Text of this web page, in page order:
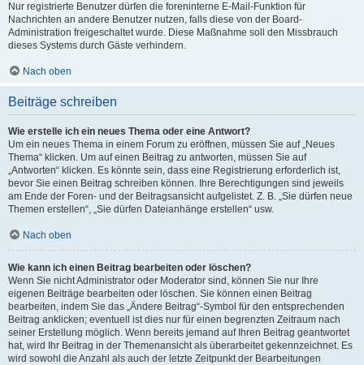
Nur registrierte Benutzer dürfen die foreninterne E-Mail-Funktion für
Nachrichten an andere Benutzer nutzen, falls diese von der Board-
Administration freigeschaltet wurde. Diese Maßnahme soll den Missbrauch
dieses Systems durch Gäste verhindern.
Nach oben
Beiträge schreiben
Wie erstelle ich ein neues Thema oder eine Antwort?
Um ein neues Thema in einem Forum zu eröffnen, müssen Sie auf „Neues
Thema“ klicken. Um auf einen Beitrag zu antworten, müssen Sie auf
„Antworten“ klicken. Es könnte sein, dass eine Registrierung erforderlich ist,
bevor Sie einen Beitrag schreiben können. Ihre Berechtigungen sind jeweils
am Ende der Foren- und der Beitragsansicht aufgelistet. Z. B. „Sie dürfen neue
Themen erstellen“, „Sie dürfen Dateianhänge erstellen“ usw.
Nach oben
Wie kann ich einen Beitrag bearbeiten oder löschen?
Wenn Sie nicht Administrator oder Moderator sind, können Sie nur Ihre
eigenen Beiträge bearbeiten oder löschen. Sie können einen Beitrag
bearbeiten, indem Sie das „Ändere Beitrag“-Symbol für den entsprechenden
Beitrag anklicken; eventuell ist dies nur für einen begrenzten Zeitraum nach
seiner Erstellung möglich. Wenn bereits jemand auf Ihren Beitrag geantwortet
hat, wird Ihr Beitrag in der Themenansicht als überarbeitet gekennzeichnet. Es
wird sowohl die Anzahl als auch der letzte Zeitpunkt der Bearbeitungen